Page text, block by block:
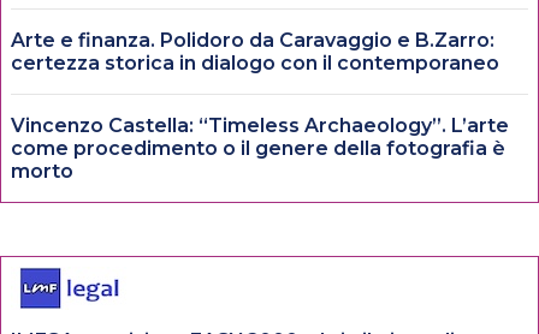
Arte e finanza. Polidoro da Caravaggio e B.Zarro:
certezza storica in dialogo con il contemporaneo
Vincenzo Castella: “Timeless Archaeology”. L’arte
come procedimento o il genere della fotografia è
morto